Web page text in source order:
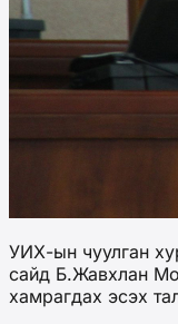
УИХ-ын чуулган
сайд Б.Жавхлан
хамрагдах эсэх